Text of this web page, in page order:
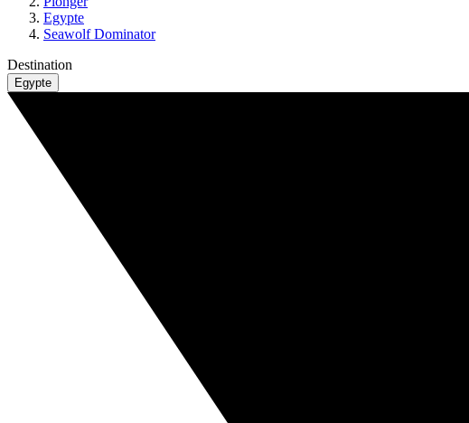
Egypte
Seawolf Dominator
Destination
Egypte